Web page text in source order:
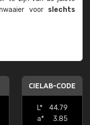
voor slechts
CIELAB-CODE
L*
44.79
a*
3.85